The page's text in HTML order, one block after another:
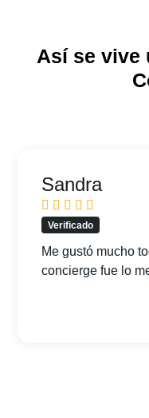
Así se vive
Sandra
Verificado
Me gustó mucho
concierge fue lo